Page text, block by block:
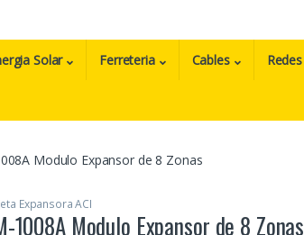
Solar Ferreteria Cables Redes
Modulo Expansor de 8 Zonas
Expansora ACI
1008A Modulo Expansor de 8 Zonas